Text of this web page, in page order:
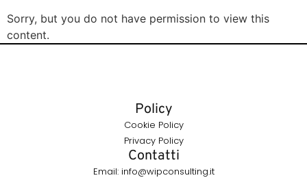
Sorry, but you do not have permission to view this
content.
Policy
Cookie Policy
Privacy Policy
Contatti
Email: info@wipconsulting.it